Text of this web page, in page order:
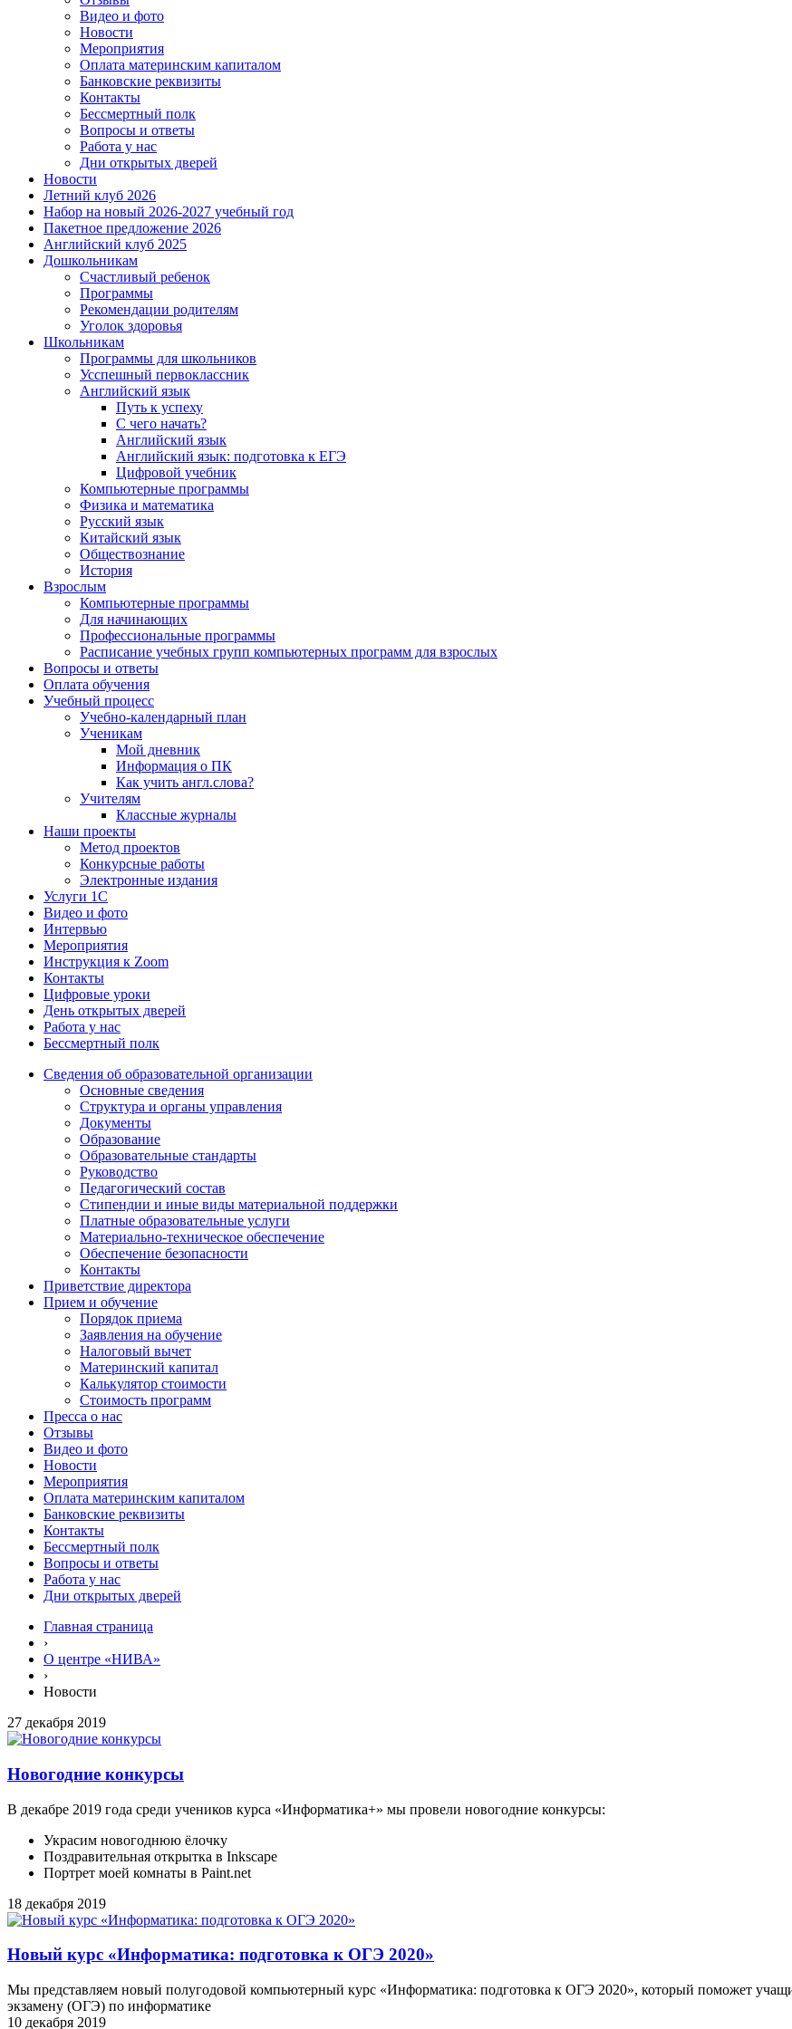
Видео и фото
Новости
Мероприятия
Оплата материнским капиталом
Банковские реквизиты
Контакты
Бессмертный полк
Вопросы и ответы
Работа у нас
Дни открытых дверей
Новости
Летний клуб 2026
Набор на новый 2026-2027 учебный год
Пакетное предложение 2026
Английский клуб 2025
Дошкольникам
Счастливый ребенок
Программы
Рекомендации родителям
Уголок здоровья
Школьникам
Программы для школьников
Усспешный первоклассник
Английский язык
Путь к успеху
С чего начать?
Английский язык
Английский язык: подготовка к ЕГЭ
Цифровой учебник
Компьютерные программы
Физика и математика
Русский язык
Китайский язык
Обществознание
История
Взрослым
Компьютерные программы
Для начинающих
Профессиональные программы
Расписание учебных групп компьютерных программ для взрослых
Вопросы и ответы
Оплата обучения
Учебный процесс
Учебно-календарный план
Ученикам
Мой дневник
Информация о ПК
Как учить англ.слова?
Учителям
Классные журналы
Наши проекты
Метод проектов
Конкурсные работы
Электронные издания
Услуги 1C
Видео и фото
Интервью
Мероприятия
Инструкция к Zoom
Контакты
Цифровые уроки
День открытых дверей
Работа у нас
Бессмертный полк
Сведения об образовательной организации
Основные сведения
Структура и органы управления
Документы
Образование
Образовательные стандарты
Руководство
Педагогический состав
Стипендии и иные виды материальной поддержки
Платные образовательные услуги
Материально-техническое обеспечение
Обеспечение безопасности
Контакты
Приветствие директора
Прием и обучение
Порядок приема
Заявления на обучение
Налоговый вычет
Материнский капитал
Калькулятор стоимости
Стоимость программ
Пресса о нас
Отзывы
Видео и фото
Новости
Мероприятия
Оплата материнским капиталом
Банковские реквизиты
Контакты
Бессмертный полк
Вопросы и ответы
Работа у нас
Дни открытых дверей
Главная страница
›
О центре «НИВА»
›
Новости
27 декабря 2019
Новогодние конкурсы
В декабре 2019 года среди учеников курса «Информатика+» мы провели новогодние конкурсы:
Украсим новогоднюю ёлочку
Поздравительная открытка в Inkscape
Портрет моей комнаты в Paint.net
18 декабря 2019
Новый курс «Информатика: подготовка к ОГЭ 2020»
Мы представляем новый полугодовой компьютерный курс «Информатика: подготовка к ОГЭ 2020», который поможет
экзамену (ОГЭ) по информатике
10 декабря 2019